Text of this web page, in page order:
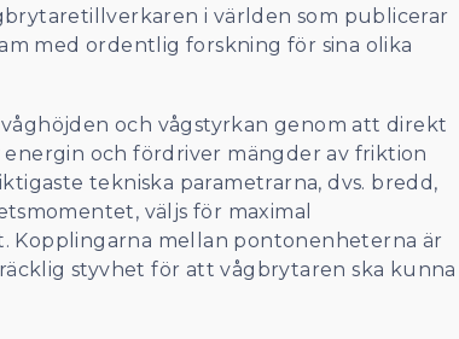
i världen som publicerar
med ordentlig forskning för sina olika
och vågstyrkan genom att direkt
och fördriver mängder av friktion
tekniska parametrarna, dvs. bredd,
väljs för maximal
Kopplingarna mellan pontonenheterna är
styvhet för att vågbrytaren ska kunna